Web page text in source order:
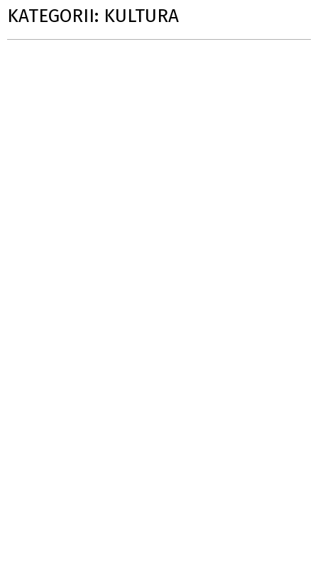
KATEGORII: KULTURA